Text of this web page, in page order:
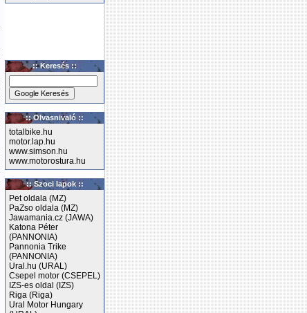
:: Keresés ::
:: Olvasnivaló ::
totalbike.hu
motor.lap.hu
www.simson.hu
www.motorostura.hu
:: Szoci lapok ::
Pet oldala (MZ)
PaZso oldala (MZ)
Jawamania.cz (JAWA)
Katona Péter
(PANNONIA)
Pannonia Trike
(PANNONIA)
Ural.hu (URAL)
Csepel motor (CSEPEL)
IZS-es oldal (IZS)
Riga (Riga)
Ural Motor Hungary